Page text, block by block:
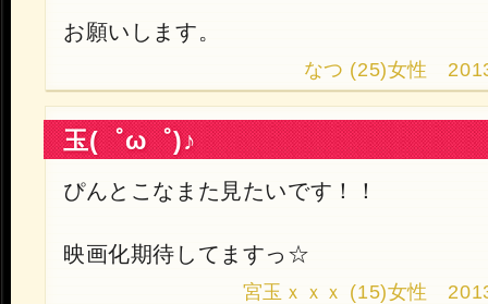
お願いします。
なつ (25)女性
玉(゜ω゜)♪
ぴんとこなまた見たいです！！
映画化期待してますっ☆
宮玉ｘｘｘ (15)女性